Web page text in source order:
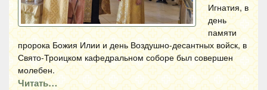
Игнатия, в
день
памяти
пророка Божия Илии и день Воздушно-десантных войск, в
Свято-Троицком кафедральном соборе был совершен
молебен.
Читать…